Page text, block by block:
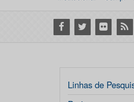
Facebook
Twitter Flickr RSS
Linhas de